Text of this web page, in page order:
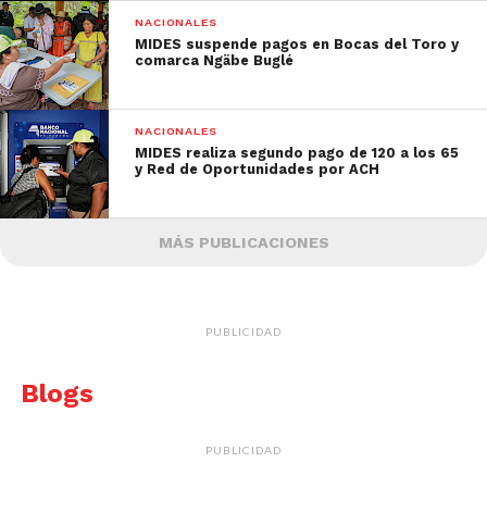
NACIONALES
MIDES suspende pagos en Bocas del Toro y
comarca Ngäbe Buglé
NACIONALES
MIDES realiza segundo pago de 120 a los 65
y Red de Oportunidades por ACH
MÁS PUBLICACIONES
PUBLICIDAD
Blogs
PUBLICIDAD